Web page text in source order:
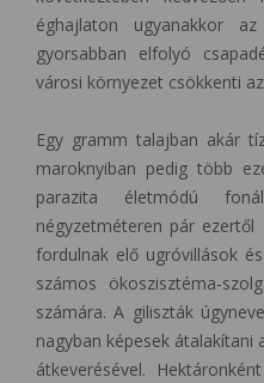
éghajlaton ugyanakkor
gyorsabban elfolyó
városi környezet csökkenti
Egy gramm talajban akár
maroknyiban pedig több
parazita életmódú
négyzetméteren pár ezertől
fordulnak elő ugróvillások
számos ökoszisztéma-
számára. A giliszták
nagyban képesek
átkeverésével.